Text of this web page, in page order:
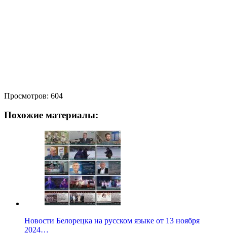
Просмотров: 604
Похожие материалы:
Новости Белорецка на русском языке от 13 ноября
2024…